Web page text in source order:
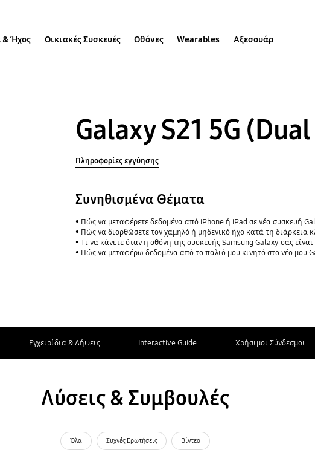
& Ήχος Οικιακές Συσκευές Οθόνες Wearables Αξεσουάρ
Galaxy S21 5G
Πληροφορίες εγγύησης
Συνηθισμένα Θέματα
Πώς να μεταφέρετε δεδομένα από iPhone ή iPad σε νέα συσκευή
Πώς να διορθώσετε τον χαμηλό ή μηδενικό ήχο κατά τη διάρκεια
Τι να κάνετε όταν η οθόνη της συσκευής Samsung Galaxy σας
Πώς να μεταφέρω δεδομένα από το παλιό μου κινητό στο νέο μου
Εγχειρίδια & Λήψεις Interactive Guide Χρήσιμοι Σύνδεσμοι
Λύσεις & Συμβουλές
Όλα Συχνές Ερωτήσεις Βίντεο